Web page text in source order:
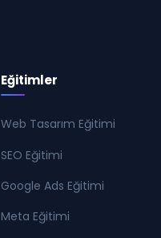
Eğitimler
Web Tasarım Eğitimi
SEO Eğitimi
Google Ads Eğitimi
Meta Eğitimi